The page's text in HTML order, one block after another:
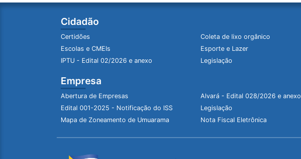
Cidadão
Certidões Coleta de lixo orgânico
Escolas e CMEIs
Esporte e Lazer
IPTU - Edital 02/2026 e anexo
Legislação
Empresa
Abertura de Empresas Alvará - Edital 028/2026 e anexo
Edital 001-2025 - Notificação do ISS
Legislação
Mapa de Zoneamento de Umuarama
Nota Fiscal Eletrônica